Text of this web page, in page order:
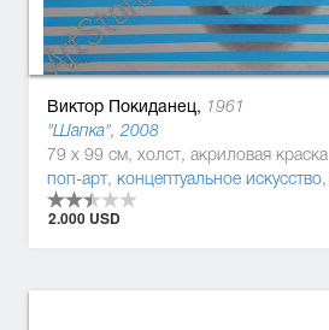
Виктор Покиданец, 1961
"Шапка", 2008
79 x 99 см, холст, акриловая краска
поп-арт, концептуальное искусство,
2.000 USD